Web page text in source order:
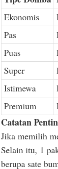
Ekonomis
Pas
Puas
Super
Istimewa
Premium
Catatan
Jika memilih
Selain itu, 1
berupa sate